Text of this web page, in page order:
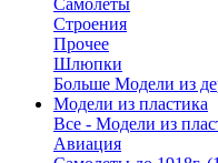
Самолеты
Строения
Прочее
Шлюпки
Больше Модели из
Модели из пластика
Все - Модели из
Авиация